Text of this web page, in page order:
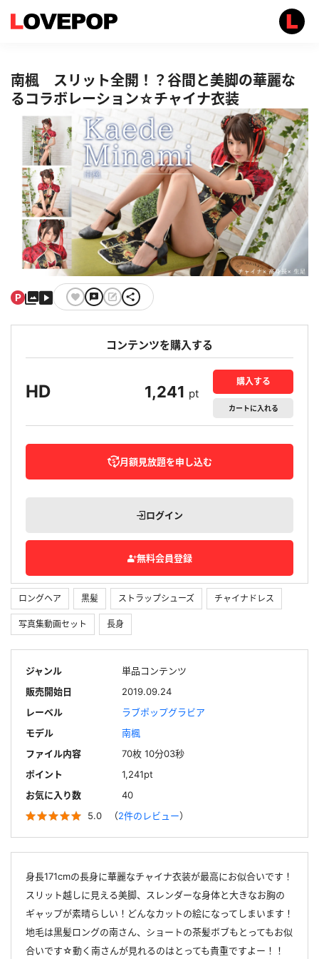
南楓 スリット全開！？谷間と美脚の華麗な
るコラボレーション☆チャイナ衣装
ロングヘア 黒髪 ストラップシューズ チャイナドレス
写真集動画セット 長身
ジャンル
単品コンテンツ
販売開始日
2019.09.24
レーベル
ラブポップグラビア
モデル
南楓
ファイル内容
70枚 10分03秒
ポイント
1,241pt
お気に入り数
40
5.0
（2件のレビュー）
身長171cmの長身に華麗なチャイナ衣装が最高にお似合いです！
スリット越しに見える美脚、スレンダーな身体と大きなお胸の
ギャップが素晴らしい！どんなカットの絵になってしまいます！
地毛は黒髪ロングの南さん、ショートの茶髪ボブもとってもお似
合いです☆動く南さんが見れるのはとっても貴重ですよー！！
コンテンツを購入する
HD 1,241 pt
購入する
カートに入れる
月額見放題を申し込む
ログイン
無料会員登録